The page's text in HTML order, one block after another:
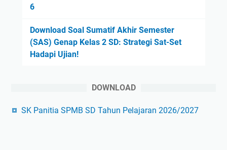
6
Download Soal Sumatif Akhir Semester
(SAS) Genap Kelas 2 SD: Strategi Sat-Set
Hadapi Ujian!
DOWNLOAD
SK Panitia SPMB SD Tahun Pelajaran 2026/2027